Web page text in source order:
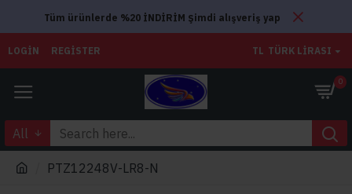
Tüm ürünlerde %20 İNDİRİM Şimdi alışveriş yap
LOGIN REGISTER TL TÜRK LIRASI
0
All
PTZ12248V-LR8-N